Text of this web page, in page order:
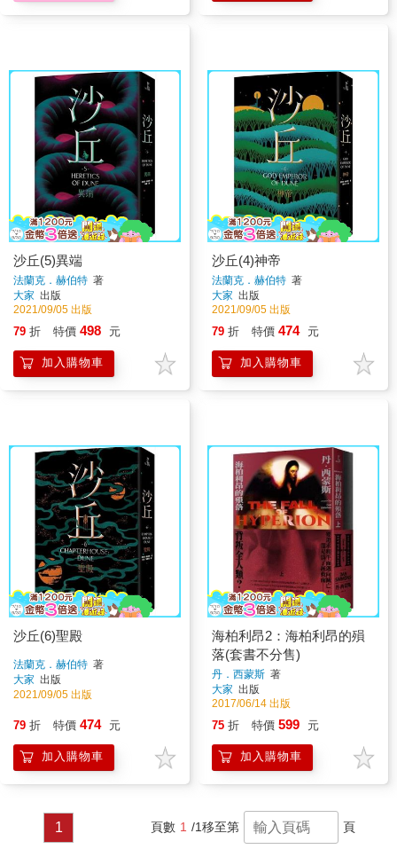
沙丘(5)異端
法蘭克．赫伯特 著
大家 出版
2021/09/05 出版
79 折 特價 498 元
加入購物車
沙丘(4)神帝
法蘭克．赫伯特 著
大家 出版
2021/09/05 出版
79 折 特價 474 元
加入購物車
沙丘(6)聖殿
法蘭克．赫伯特 著
大家 出版
2021/09/05 出版
79 折 特價 474 元
加入購物車
海柏利昂2：海柏利昂的殞
落(套書不分售)
丹．西蒙斯 著
大家 出版
2017/06/14 出版
75 折 特價 599 元
加入購物車
1 頁數 1 /1移至第 頁